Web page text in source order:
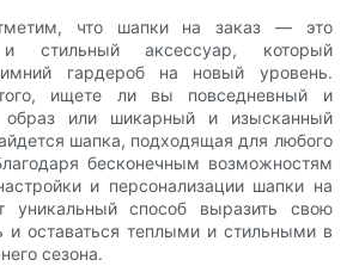
что шапки на заказ — это
и стильный аксессуар, который
гардероб на новый уровень.
ищете ли вы повседневный и
образ или шикарный и изысканный
шапка, подходящая для любого
бесконечным возможностям
и персонализации шапки на
уникальный способ выразить свою
и оставаться теплыми и стильными в
сезона.